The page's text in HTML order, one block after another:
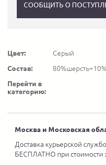
СООБЩИТЬ О
Цвет:
Серый
Состав:
Перейти в
категорию:
Москва и Московская
Доставка курьерской
БЕСПЛАТНО при стоимости